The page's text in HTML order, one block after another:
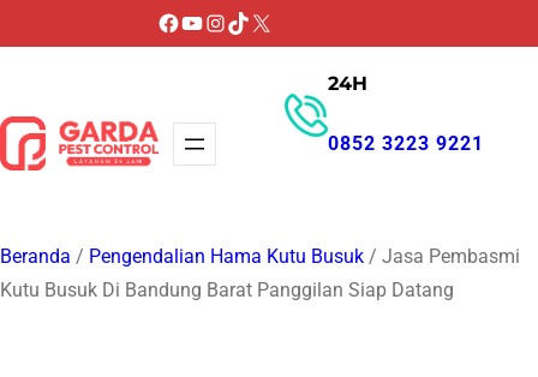
ke
Facebook
YouTube
Instagram
TikTok
X
24H
0852 3223 9221
Beranda / Pengendalian Hama Kutu Busuk / Jasa Pembasmi
Kutu Busuk Di Bandung Barat Panggilan Siap Datang